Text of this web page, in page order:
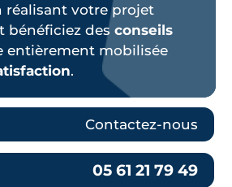
réalisant votre projet
bénéficiez des conseils
entièrement mobilisée
.
Contactez-nous
05 61 21 79 49